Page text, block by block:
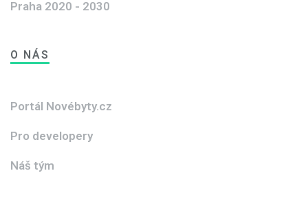
Praha 2020 - 2030
O NÁS
Portál Novébyty.cz
Pro developery
Náš tým